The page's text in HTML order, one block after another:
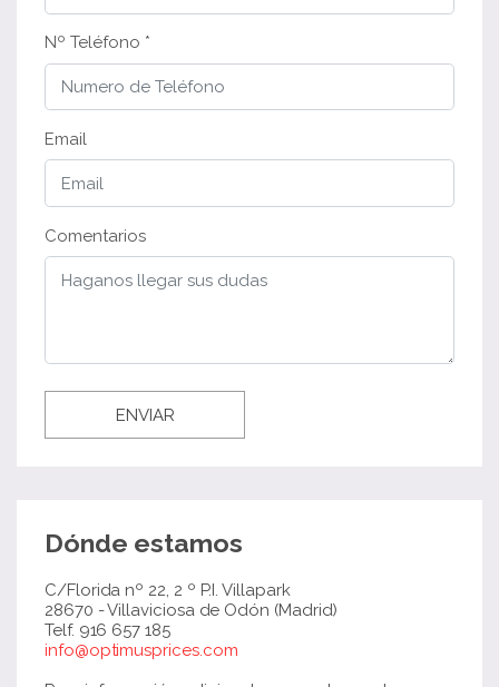
Nº Teléfono *
Email
Comentarios
ENVIAR
Dónde estamos
C/Florida nº 22, 2 º P.I. Villapark
28670 - Villaviciosa de Odón (Madrid)
Telf. 916 657 185
info@optimusprices.com